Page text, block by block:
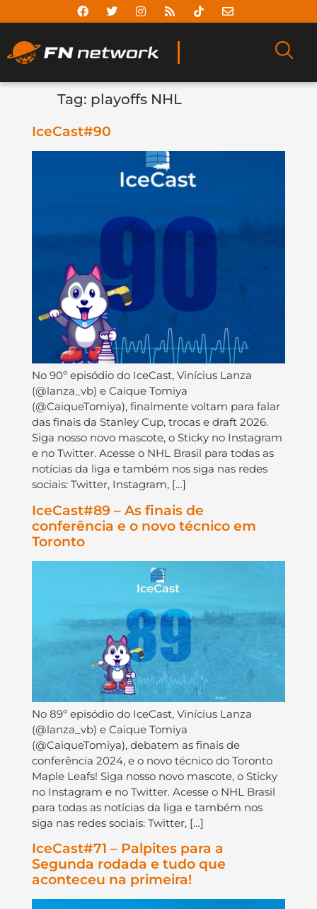
Tag: playoffs NHL
IceCast#90
No 90º episódio do IceCast, Vinícius Lanza
(@lanza_vb) e Caique Tomiya
(@CaiqueTomiya), finalmente voltam para falar
das finais da Stanley Cup, trocas e draft 2026.
Siga nosso novo mascote, o Sticky no Instagram
e no Twitter. Acesse o NHL Brasil para todas as
notícias da liga e também nos siga nas redes
sociais: Twitter, Instagram, […]
IceCast#89 – As finais de
conferência e o novo técnico em
Toronto
No 89º episódio do IceCast, Vinícius Lanza
(@lanza_vb) e Caique Tomiya
(@CaiqueTomiya), debatem as finais de
conferência 2024, e o novo técnico do Toronto
Maple Leafs! Siga nosso novo mascote, o Sticky
no Instagram e no Twitter. Acesse o NHL Brasil
para todas as notícias da liga e também nos
siga nas redes sociais: Twitter, […]
IceCast#71 – Palpites para a
Segunda rodada e tudo que
aconteceu na primeira!